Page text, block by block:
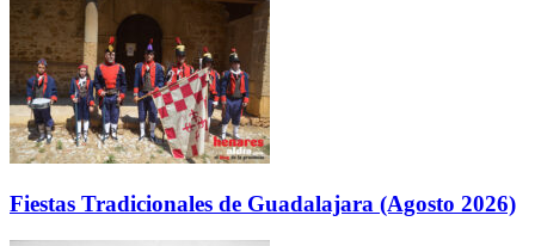
Fiestas Tradicionales de Guadalajara (Agosto 2026)